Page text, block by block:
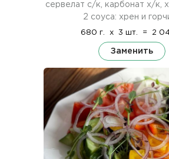
сервелат с/к, карбонат х/к,
2 соуса: хрен и
680 г. x 3 шт. = 2
Заменить